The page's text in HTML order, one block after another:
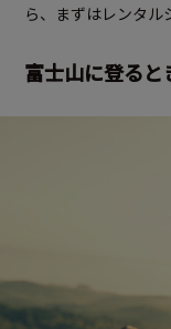
ら、まずはレンタル
富士山に登ると